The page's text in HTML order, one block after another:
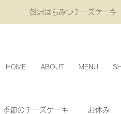
贅沢はちみつチーズケーキ
HOME ABOUT MENU
季節のチーズケーキ お休み